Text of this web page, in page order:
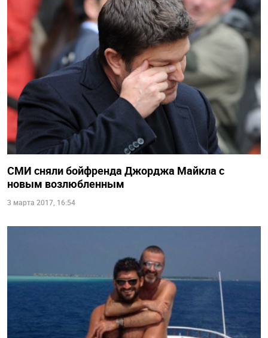
СМИ сняли бойфренда Джорджа Майкла с
новым возлюбленным
3 марта 2017, 16:54